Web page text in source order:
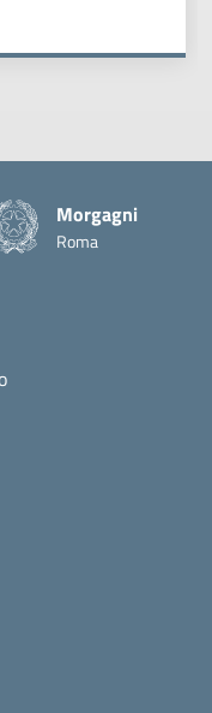
- PERCORSO
Morgagni
Roma